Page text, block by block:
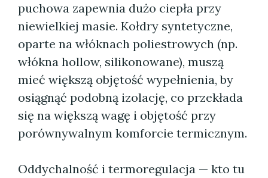
puchowa zapewnia dużo ciepła przy
niewielkiej masie. Kołdry syntetyczne,
oparte na włóknach poliestrowych (np.
włókna hollow, silikonowane), muszą
mieć większą objętość wypełnienia, by
osiągnąć podobną izolację, co przekłada
się na większą wagę i objętość przy
porównywalnym komforcie termicznym.
Oddychalność i termoregulacja — kto tu